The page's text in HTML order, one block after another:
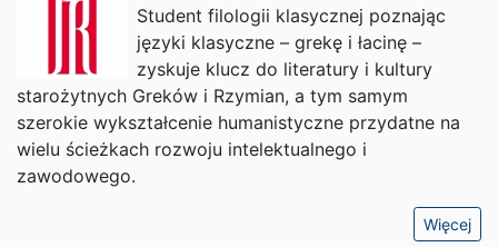
Student filologii klasycznej poznając
języki klasyczne – grekę i łacinę –
zyskuje klucz do literatury i kultury
starożytnych Greków i Rzymian, a tym samym
szerokie wykształcenie humanistyczne przydatne na
wielu ścieżkach rozwoju intelektualnego i
zawodowego.
Więcej